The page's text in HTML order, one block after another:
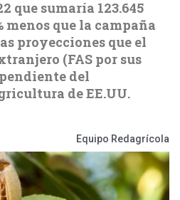
que sumaría 123.645
menos que la campaña
proyecciones que el
(FAS por sus
del
de EE.UU.
Equipo Redagrícola